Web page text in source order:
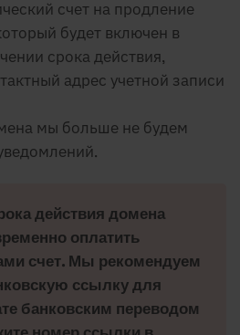
счет на продление
будет включен в
срока действия,
адрес учетной записи
мы больше не будем
действия домена
оплатить
счет. Мы рекомендуем
ссылку для
банковским переводом